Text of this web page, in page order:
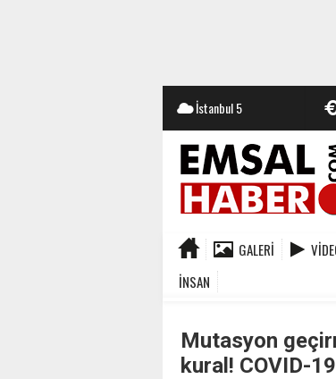
İstanbul5
GALERI
İNSAN
Mutasyon
kural! COVID-